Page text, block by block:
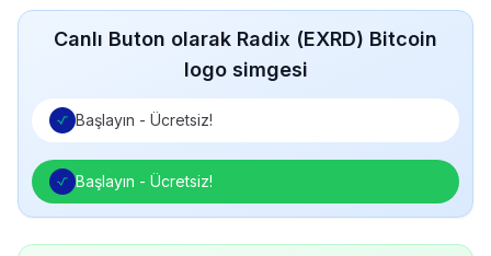
Canlı Buton olarak Radix (EXRD) Bitcoin
logo simgesi
Başlayın - Ücretsiz!
Başlayın - Ücretsiz!